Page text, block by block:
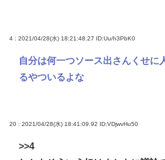
4 : 2021/04/28(水) 18:21:48.27 ID:Uu/h3PbK0
自分は何一つソース出さんくせに
るやついるよな
20 : 2021/04/28(水) 18:41:09.92 ID:VDjwvHu50
>>4